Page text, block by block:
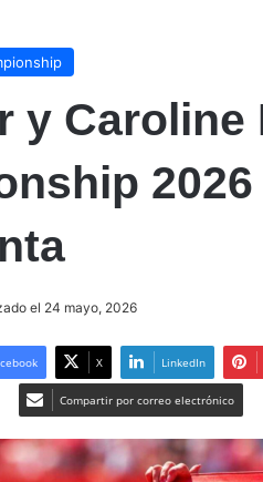
y Caroline
el 24 mayo, 2026
X LinkedIn
Compartir por correo electrónico